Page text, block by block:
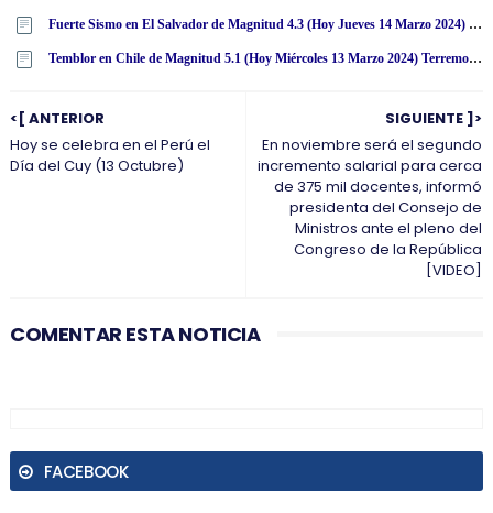
Fuerte Sismo en El Salvador de Magnitud 4.3 (Hoy Jueves 14 Marzo 2024) Terremoto Temblor Epicentro - San Salvador - USGS
Temblor en Chile de Magnitud 5.1 (Hoy Miércoles 13 Marzo 2024) Terremoto Sismo Epicentro - Putre - Arica - Parinacota - ONEMI - SENAPRED [ACTUALIZADO]
SIGUIENTE ]>
En noviembre será el segundo
incremento salarial para cerca
de 375 mil docentes, informó
presidenta del Consejo de
Ministros ante el pleno del
Congreso de la República
[VIDEO]
<[ ANTERIOR
Hoy se celebra en el Perú el
Día del Cuy (13 Octubre)
COMENTAR ESTA NOTICIA
FACEBOOK